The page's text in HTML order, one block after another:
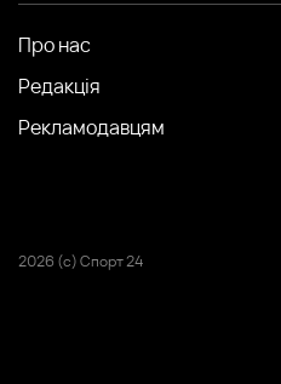
Про нас
Редакція
Рекламодавцям
2026 (с) Спорт 24